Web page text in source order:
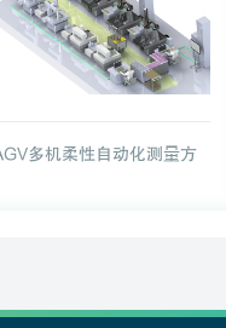
多机柔性自动化测量方